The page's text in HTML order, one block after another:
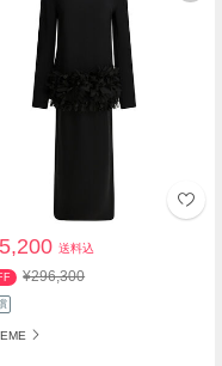
送料込
¥296,300